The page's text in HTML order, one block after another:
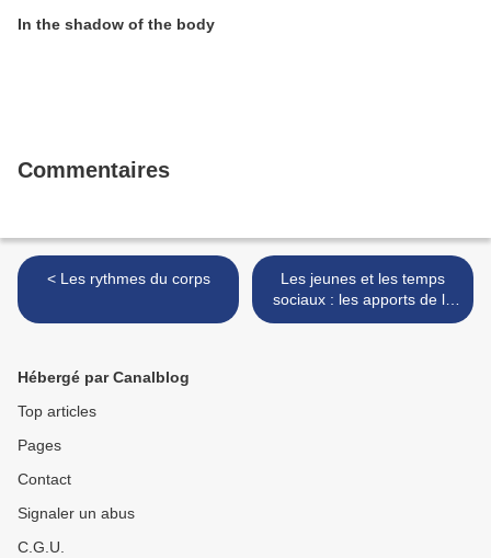
In the shadow of the body
Commentaires
< Les rythmes du corps
Les jeunes et les temps
sociaux : les apports de la
sociologie italienne >
Hébergé par Canalblog
Top articles
Pages
Contact
Signaler un abus
C.G.U.